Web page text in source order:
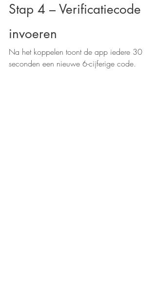
Stap 4 – Verificatiecode
invoeren
Na het koppelen toont de app iedere 30
seconden een nieuwe 6-cijferige code.